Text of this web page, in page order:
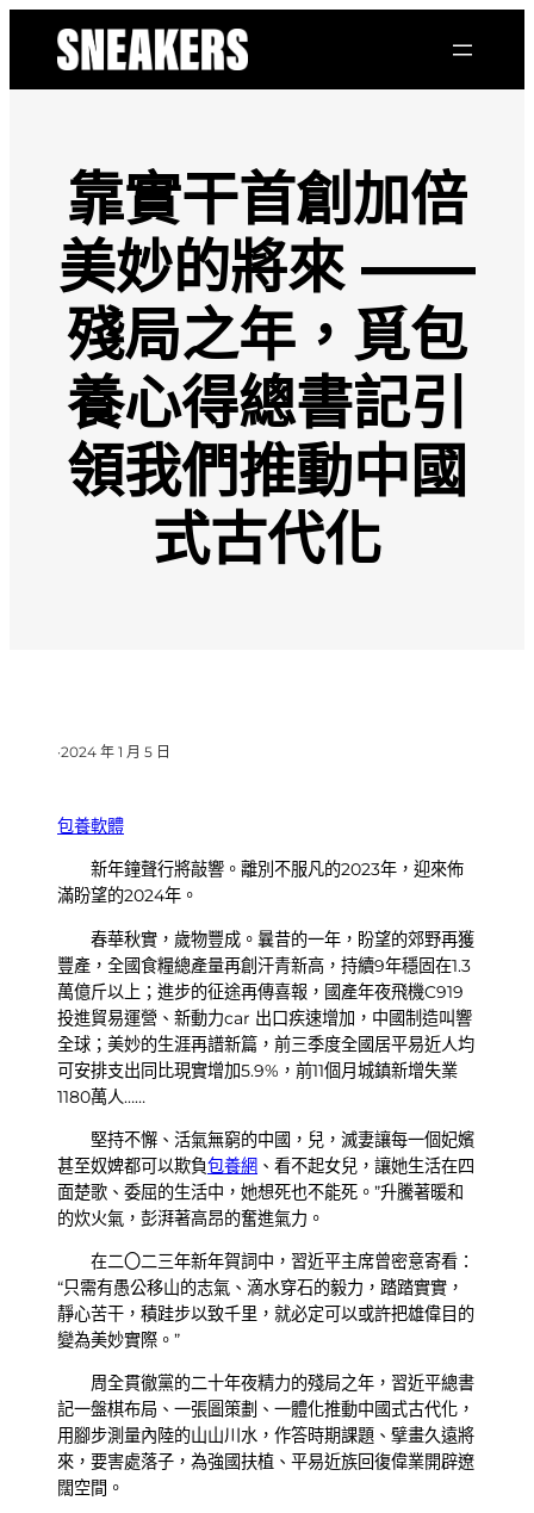
靠實干首創加倍
美妙的將來 ——
殘局之年，覓包
養心得總書記引
領我們推動中國
式古代化
·2024 年 1 月 5 日
包養軟體
新年鐘聲行將敲響。離別不服凡的2023年，迎來佈
滿盼望的2024年。
春華秋實，歲物豐成。曩昔的一年，盼望的郊野再獲
豐產，全國食糧總產量再創汗青新高，持續9年穩固在1.3
萬億斤以上；進步的征途再傳喜報，國產年夜飛機C919
投進貿易運營、新動力car 出口疾速增加，中國制造叫響
全球；美妙的生涯再譜新篇，前三季度全國居平易近人均
可安排支出同比現實增加5.9%，前11個月城鎮新增失業
1180萬人……
堅持不懈、活氣無窮的中國，兒，滅妻讓每一個妃嬪
甚至奴婢都可以欺負包養網 、看不起女兒，讓她生活在四
面楚歌、委屈的生活中，她想死也不能死。”升騰著暖和
的炊火氣，彭湃著高昂的奮進氣力。
在二〇二三年新年賀詞中，習近平主席曾密意寄看：
“只需有愚公移山的志氣、滴水穿石的毅力，踏踏實實，
靜心苦干，積跬步以致千里，就必定可以或許把雄偉目的
變為美妙實際。”
周全貫徹黨的二十年夜精力的殘局之年，習近平總書
記一盤棋布局、一張圖策劃、一體化推動中國式古代化，
用腳步測量內陸的山山川水，作答時期課題、擘畫久遠將
來，要害處落子，為強國扶植、平易近族回復偉業開辟遼
闊空間。